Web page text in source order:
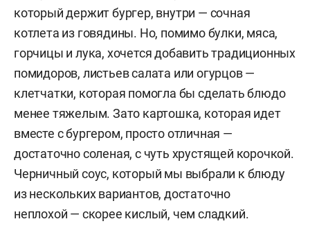
который держит бургер, внутри — сочная
котлета из говядины. Но, помимо булки, мяса,
горчицы и лука, хочется добавить традиционных
помидоров, листьев салата или огурцов —
клетчатки, которая помогла бы сделать блюдо
менее тяжелым. Зато картошка, которая идет
вместе с бургером, просто отличная —
достаточно соленая, с чуть хрустящей корочкой.
Черничный соус, который мы выбрали к блюду
из нескольких вариантов, достаточно
неплохой — скорее кислый, чем сладкий.